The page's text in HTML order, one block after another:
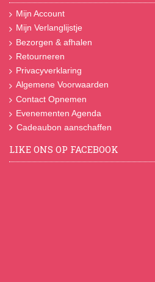
Mijn Account
Mijn Verlanglijstje
Bezorgen & afhalen
Retourneren
Privacyverklaring
Algemene Voorwaarden
Contact Opnemen
Evenementen Agenda
Cadeaubon aanschaffen
LIKE ONS OP FACEBOOK